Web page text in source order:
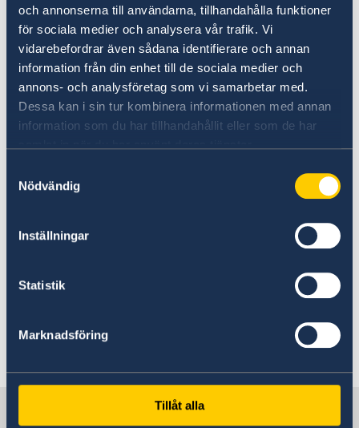
och annonserna till användarna, tillhandahålla funktioner
för sociala medier och analysera vår trafik. Vi
vidarebefordrar även sådana identifierare och annan
information från din enhet till de sociala medier och
annons- och analysföretag som vi samarbetar med.
Dessa kan i sin tur kombinera informationen med annan
information som du har tillhandahållit eller som de har
Nödvändig
Inställningar
Statistik
Marknadsföring
Tillåt alla
recentemente de uma viagem para o
exterior.
Quarentena obrigatória se alguém teve
contacto com qualquer uma das pessoas
confirmadas como infectadas.
Proibição de todos os eventos públicos ou
privados (religiosos, culturais, desportivos,
Excepções são feitas para o
governo ou trabalho social essencial.
Limitar viagens além fronteira.
Prevê-se o surgimento de medidas adicionais
A Suécia em Moçambique